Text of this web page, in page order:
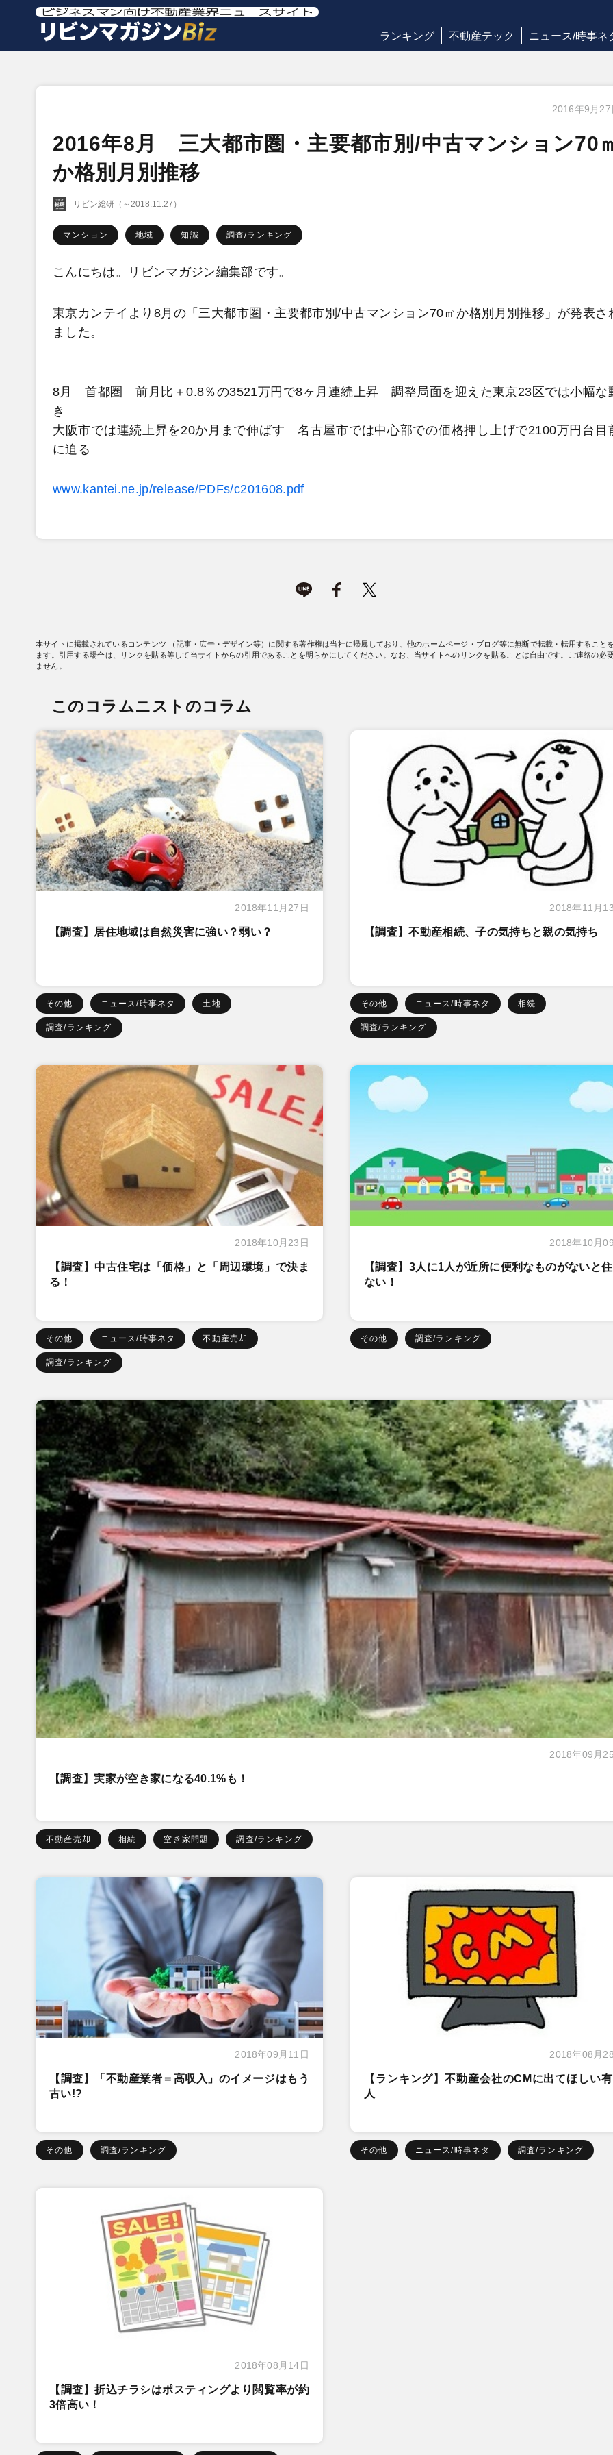
ランキング 不動産テック ニュース/時事ネ
2016年9月27
2016年8月 三大都市圏・主要都市別/中古マンション70
か格別月別推移
リビン総研（～2018.11.27）
マンション 地域 知識 調査/ランキング
こんにちは。リビンマガジン編集部です。
東京カンテイより8月の「三大都市圏・主要都市別/中古マンション70㎡か格別月別推移」が発表さ
ました。
8月 首都圏 前月比＋0.8％の3521万円で8ヶ月連続上昇 調整局面を迎えた東京23区では小幅な
き
大阪市では連続上昇を20か月まで伸ばす 名古屋市では中心部での価格押し上げで2100万円台目
に迫る
www.kantei.ne.jp/release/PDFs/c201608.pdf
本サイトに掲載されているコンテンツ （記事・広告・デザイン等）に関する著作権は当社に帰属しており、他のホームページ・ブログ等に無断で転載・転用すること
ます。引用する場合は、リンクを貼る等して当サイトからの引用であることを明らかにしてください。なお、当サイトへのリンクを貼ることは自由です。ご連絡の必
ません。
このコラムニストのコラム
2018年11月27日
【調査】居住地域は自然災害に強い？弱い？
その他 ニュース/時事ネタ 土地
調査/ランキング
2018年11月
【調査】不動産相続、子の気持ちと親の気持ち
その他 ニュース/時事ネタ 相続
調査/ランキング
2018年10月23日
【調査】中古住宅は「価格」と「周辺環境」で決ま
る！
その他 ニュース/時事ネタ 不動産売却
調査/ランキング
2018年10月
【調査】3人に1人が近所に便利なものがないと
ない！
その他 調査/ランキング
2018年09月
【調査】実家が空き家になる40.1%も！
不動産売却 相続 空き家問題 調査/ランキング
2018年09月11日
【調査】「不動産業者＝高収入」のイメージはもう
古い!?
その他 調査/ランキング
2018年08月
【ランキング】不動産会社のCMに出てほしい
人
その他 ニュース/時事ネタ 調査/ランキング
2018年08月14日
【調査】折込チラシはポスティングより閲覧率が約
3倍高い！